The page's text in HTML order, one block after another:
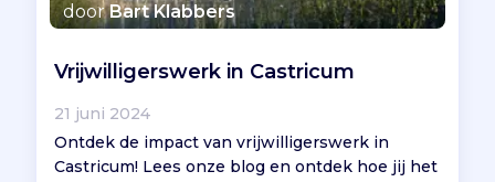
doorBart Klabbers
Vrijwilligerswerk in Castricum
21 juni 2024
Ontdek de impact van vrijwilligerswerk in
Castricum! Lees onze blog en ontdek hoe jij het